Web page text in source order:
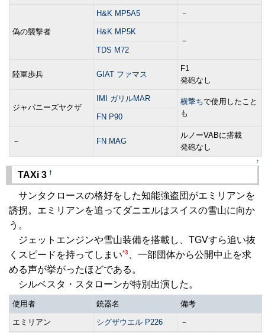
偽の襲撃者
H&K MP5A5 －
H&K MP5K
－
TDS M72
陸軍歩兵 GIAT ファマス
F1
発砲なし
ジャパニーズヤクザ
IMI ガリルMAR 横撃ちで使用したこと
も
FN P90
－ FN MAG
ルノーVABに搭載
発砲なし
↑
TAXi 3 †
サンタクロースの格好をした知能強盗団がエミリアンを
誘拐。エミリアンを追ってダニエルはスイスの雪山に向か
う。
ジェットエンジンや雪山装備を搭載し、TGVすら追い抜
くスピードを持ってしまい*3
、一部団体から公開中止を求
める声が挙がったほどである。
シルベスタ・スタローンが特別出演した。
使用者 銃器名 備考
エミリアン シグザウエル P226 －